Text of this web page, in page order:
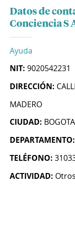
Datos de
Conciencia S
Ayuda
NIT: 9020542231
DIRECCIÓN:
MADERO
CIUDAD:
DEPARTAMENTO:
TELÉFONO:
ACTIVIDAD: